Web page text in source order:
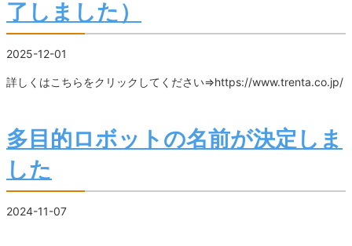
了しました）
2025-12-01
詳しくはこちらをクリックしてください⇒https://www.trenta.co.jp/
多目的ロボットの名前が決定しま
した
2024-11-07